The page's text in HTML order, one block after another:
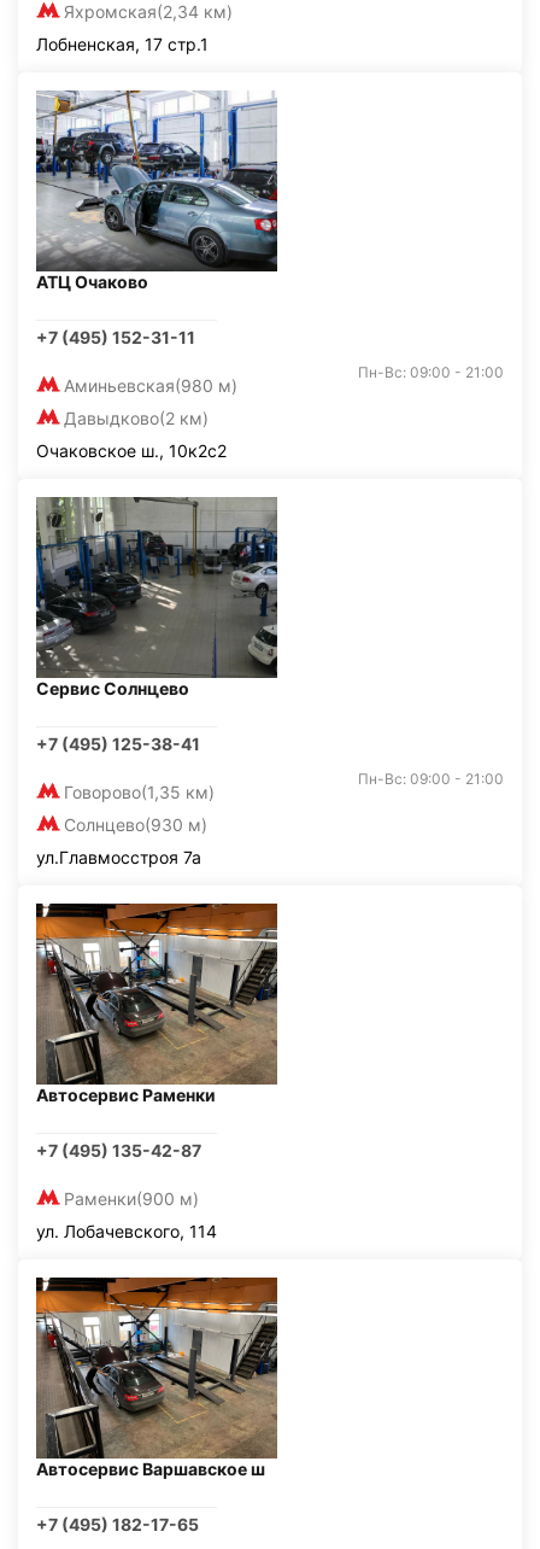
Яхромская(2,34 км)
Лобненская, 17 стр.1
АТЦ Очаково
+7 (495) 152-31-11
Аминьевская(980 м)
Давыдково(2 км)
Пн-Вс: 09:00 - 21:00
Очаковское ш., 10к2с2
Сервис Солнцево
+7 (495) 125-38-41
Говорово(1,35 км)
Солнцево(930 м)
Пн-Вс: 09:00 - 21:00
ул.Главмосстроя 7а
Автосервис Раменки
+7 (495) 135-42-87
Раменки(900 м)
ул. Лобачевского, 114
Автосервис Варшавское ш
+7 (495) 182-17-65